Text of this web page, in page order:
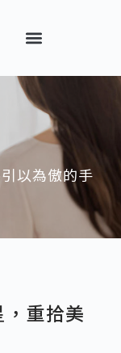
以為傲的手
重拾美